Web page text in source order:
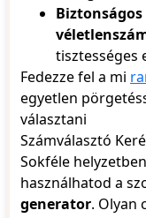
tisztességes
Fedezze fel a mi
egyetlen
választani
Számválasztó
Sokféle
használhatod a
generator. Olyan